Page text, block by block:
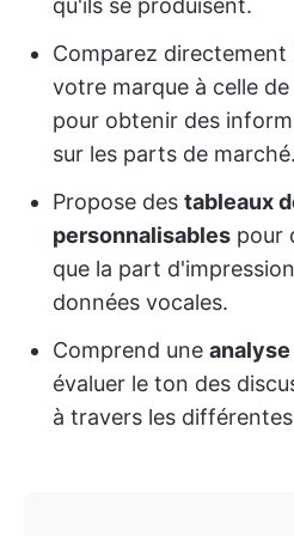
qu'ils se produisent.
Comparez
votre marque à celle
pour obtenir des
sur les parts de marché.
Propose des tableaux
personnalisables pour
que la part
données vocales.
Comprend une
évaluer le ton des
à travers les